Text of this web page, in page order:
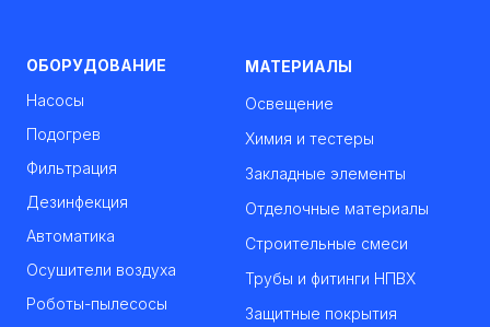
ОБОРУДОВАНИЕ
Насосы
Подогрев
Фильтрация
Дезинфекция
Автоматика
Осушители воздуха
Роботы-пылесосы
МАТЕРИАЛЫ
Освещение
Химия и тестеры
Закладные элементы
Отделочные материалы
Строительные смеси
Трубы и фитинги НПВХ
Защитные покрытия